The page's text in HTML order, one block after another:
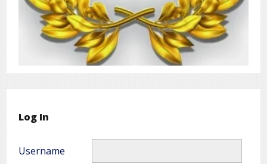
Log In
Username